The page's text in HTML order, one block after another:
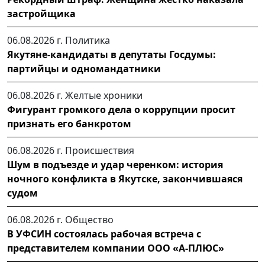
застройщика
06.08.2026 г. Политика
Якутяне-кандидаты в депутаты Госдумы:
партийцы и одномандатники
06.08.2026 г. Желтые хроники
Фигурант громкого дела о коррупции просит
признать его банкротом
06.08.2026 г. Происшествия
Шум в подъезде и удар черенком: история
ночного конфликта в Якутске, закончившаяся
судом
06.08.2026 г. Общество
В УФСИН состоялась рабочая встреча с
представителем компании ООО «А-ПЛЮС»